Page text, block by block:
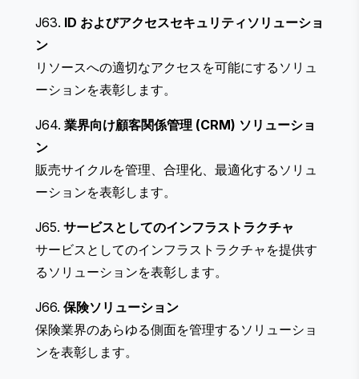
J63. ID およびアクセスセキュリティソリューショ
ン
リソースへの適切なアクセスを可能にするソリュ
ーションを表彰します。
J64. 業界向け顧客関係管理 (CRM) ソリューショ
ン
販売サイクルを管理、合理化、最適化するソリュ
ーションを表彰します。
J65. サービスとしてのインフラストラクチャ
サービスとしてのインフラストラクチャを提供す
るソリューションを表彰します。
J66. 保険ソリューション
保険業界のあらゆる側面を管理するソリューショ
ンを表彰します。